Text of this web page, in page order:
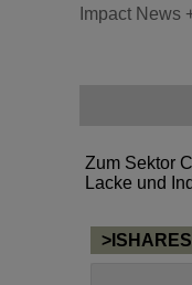
Impact News
Zum Sektor
Lacke und